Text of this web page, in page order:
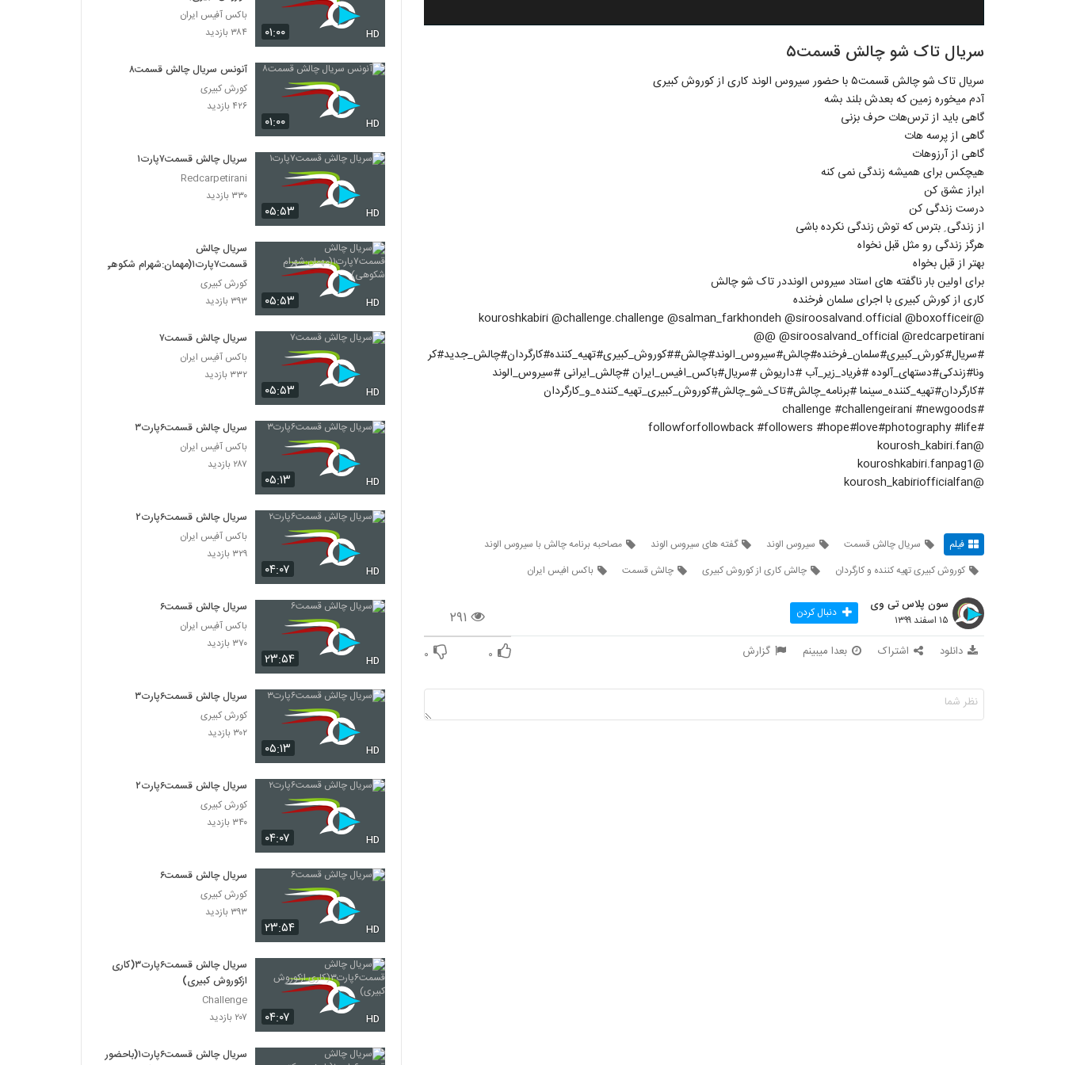
سریال تاک شو چالش قسمت۵
سریال تاک شو چالش قسمت۵ با حضور سیروس الوند کاری از کوروش کبیری
آدم میخوره زمین که بعدش بلند بشه
گاهی باید از ترس‌هات حرف بزنی
گاهی از پرسه هات
گاهی از آرزوهات
هیچکس برای همیشه زندگی نمی کنه
ابراز عشق کن
درست زندگی کن
از زندگی ِ بترس که توش زندگی نکرده باشی
هرگز زندگی رو مثل قبل نخواه
بهتر از قبل بخواه
برای اولین بار ناگفته های استاد سیروس الونددر تاک شو چالش
کاری از کورش کبیری با اجرای سلمان فرخنده
‏@kouroshkabiri @challenge.challenge @salman_farkhondeh @siroosalvand.official @boxofficeir
@siroosalvand_official @redcarpetirani @@
#سریال#کورش_کبیری#سلمان_فرخنده#چالش#سیروس_الوند#چالش##کوروش_کبیری#تهیه_کننده#کارگردان#چالش_جدید#کر
ونا#زندکی#دستهای_آلوده #فریاد_زیر_آب #داریوش #سریال#باکس_افیس_ایران #چالش_ایرانی #سیروس_الوند
#کارگردان#تهیه_کننده_سینما #برنامه_چالش#تاک_شو_چالش#کوروش_کبیری_تهیه_کننده_و_کارگردان
‏#challenge #challengeirani #newgoods
‏#followforfollowback #followers #hope#love#photography #life
@kourosh_kabiri.fan
@kouroshkabiri.fanpag1
@kourosh_kabiriofficialfan
فیلم سریال چالش قسمت سیروس الوند گفته های سیروس الوند
مصاحبه برنامه چالش با سیروس الوند
کوروش کبیری تهیه کننده و کارگردان
چالش کاری از کوروش کبیری چالش قسمت باکس افیس ایران
۲۹۱
سون پلاس تی وی
۱۵ اسفند ۱۳۹۹ دنبال کردن
دانلود اشتراک بعدا میبینم گزارش ۰ ۰
۰۱:۰۰ HD
باکس آفیس ایران
۳۸۴ بازدید
۰۱:۰۰ HD
آنونس سریال چالش قسمت۸
کورش کبیری
۴۲۶ بازدید
۰۵:۵۳ HD
سریال چالش قسمت۷پارت۱
Redcarpetirani
۳۳۰ بازدید
۰۵:۵۳ HD
سریال چالش
قسمت۷پارت۱(مهمان:شهرام شکوهی)
کورش کبیری
۳۹۳ بازدید
۰۵:۵۳ HD
سریال چالش قسمت۷
باکس آفیس ایران
۳۳۲ بازدید
۰۵:۱۳ HD
سریال چالش قسمت۶پارت۳
باکس آفیس ایران
۲۸۷ بازدید
۰۴:۰۷ HD
سریال چالش قسمت۶پارت۲
باکس آفیس ایران
۳۲۹ بازدید
۲۳:۵۴ HD
سریال چالش قسمت۶
باکس آفیس ایران
۳۷۰ بازدید
۰۵:۱۳ HD
سریال چالش قسمت۶پارت۳
کورش کبیری
۳۰۲ بازدید
۰۴:۰۷ HD
سریال چالش قسمت۶پارت۲
کورش کبیری
۳۴۰ بازدید
۲۳:۵۴ HD
سریال چالش قسمت۶
کورش کبیری
۳۹۳ بازدید
۰۴:۰۷ HD
سریال چالش قسمت۶پارت۳(کاری
ازکوروش کبیری)
Challenge
۲۰۷ بازدید
سریال چالش قسمت۶پارت۱(باحضور